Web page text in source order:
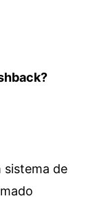
sistema de